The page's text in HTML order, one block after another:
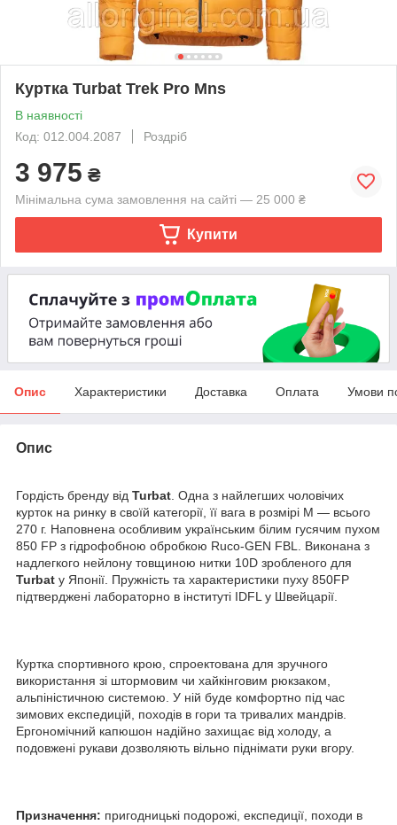
Куртка Turbat Trek Pro Mns
В наявності
Код: 012.004.2087
Роздріб
3 975 ₴
Мінімальна сума замовлення на сайті — 25 000 ₴
Купити
Опис Характеристики Доставка Оплата Умови
Опис
Гордість бренду від Turbat. Одна з найлегших чоловічих
курток на ринку в своїй категорії, її вага в розмірі М — всього
270 г. Наповнена особливим українським білим гусячим пухом
850 FP з гідрофобною обробкою Ruco-GEN FBL. Виконана з
надлегкого нейлону товщиною нитки 10D зробленого для
Turbat у Японії. Пружність та характеристики пуху 850FP
підтверджені лабораторно в інституті IDFL у Швейцарії.
Куртка спортивного крою, спроектована для зручного
використання зі штормовим чи хайкінговим рюкзаком,
альпіністичною системою. У ній буде комфортно під час
зимових експедицій, походів в гори та тривалих мандрів.
Ергономічний капюшон надійно захищає від холоду, а
подовжені рукави дозволяють вільно піднімати руки вгору.
Призначення: пригодницькі подорожі, експедиції, походи в